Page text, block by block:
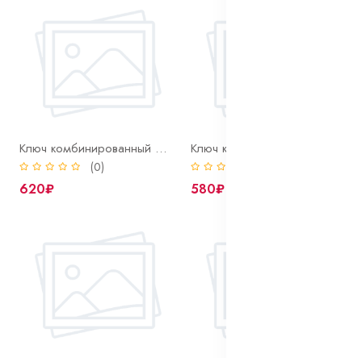
Ключ комбинированный 27 мм
(0)
620₽ 580₽